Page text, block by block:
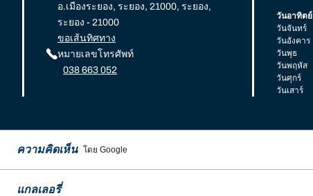
อ.เมืองระยอง, ระยอง, 21000, ระยอง,
ระยอง - 21000
ขอเส้นทิศทาง
หมายเลขโทรศัพท์
038 663 052
วันอาทิตย์
วันจันทร์
วันอังคาร
วันพุธ
วันพฤหัส
วันศุกร์
วันเสาร์
ความคิดเห็น โดย Google
แกลเลอรี่